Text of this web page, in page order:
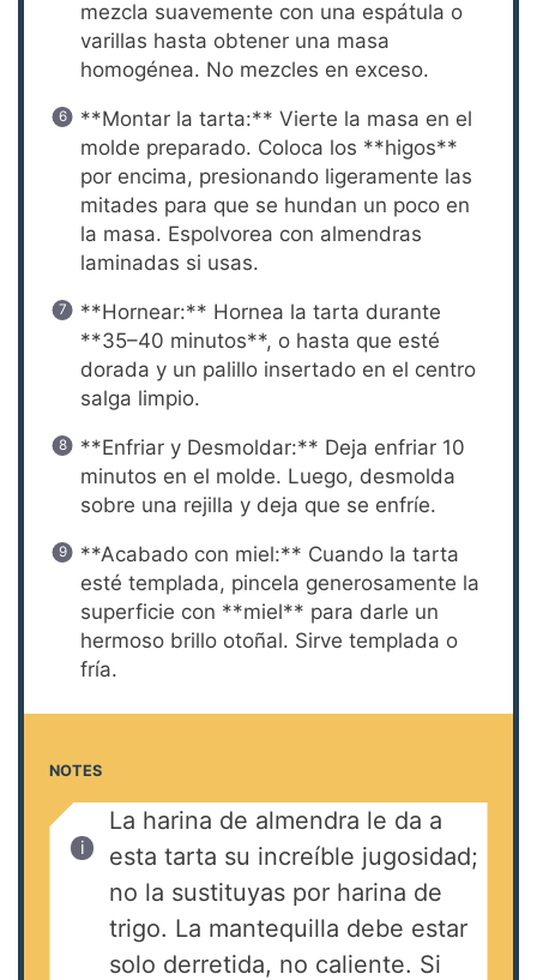
mezcla suavemente con una espátula o
varillas hasta obtener una masa
homogénea. No mezcles en exceso.
**Montar la tarta:** Vierte la masa en el
molde preparado. Coloca los **higos**
por encima, presionando ligeramente las
mitades para que se hundan un poco en
la masa. Espolvorea con almendras
laminadas si usas.
**Hornear:** Hornea la tarta durante
**35–40 minutos**, o hasta que esté
dorada y un palillo insertado en el centro
salga limpio.
**Enfriar y Desmoldar:** Deja enfriar 10
minutos en el molde. Luego, desmolda
sobre una rejilla y deja que se enfríe.
**Acabado con miel:** Cuando la tarta
esté templada, pincela generosamente la
superficie con **miel** para darle un
hermoso brillo otoñal. Sirve templada o
fría.
NOTES
La harina de almendra le da a
esta tarta su increíble jugosidad;
no la sustituyas por harina de
trigo. La mantequilla debe estar
solo derretida, no caliente. Si